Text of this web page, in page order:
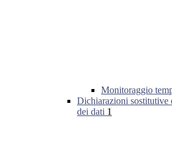
Monitoraggio
Dichiarazioni
dei dati 1